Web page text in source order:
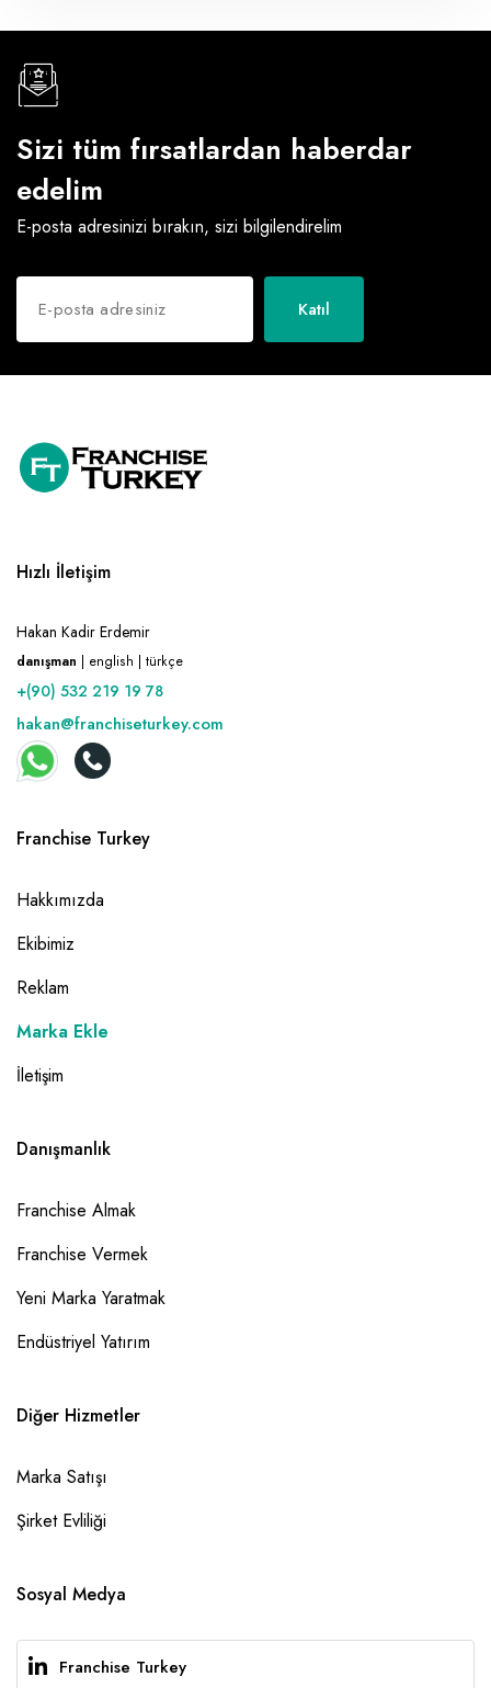
Sizi tüm fırsatlardan haberdar
edelim
E-posta adresinizi bırakın, sizi bilgilendirelim
Katıl
Hızlı İletişim
Hakan Kadir Erdemir
danışman | english | türkçe
+(90) 532 219 19 78
hakan@franchiseturkey.com
Franchise Turkey
Hakkımızda
Ekibimiz
Reklam
Marka Ekle
İletişim
Danışmanlık
Franchise Almak
Franchise Vermek
Yeni Marka Yaratmak
Endüstriyel Yatırım
Diğer Hizmetler
Marka Satışı
Şirket Evliliği
Sosyal Medya
Franchise Turkey